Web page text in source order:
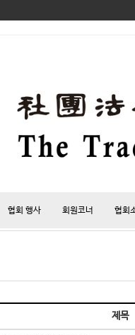
협회 행사 회원코너 협회
제목